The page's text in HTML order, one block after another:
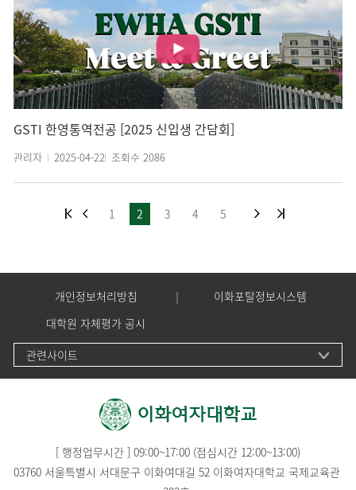
GSTI 한영통역전공 [2025 신입생 간담회]
관리자 2025-04-22 조회수 2086
1 2 3 4 5
개인정보처리방침
이화포탈정보시스템
대학원 자체평가 공시
관련사이트
[ 행정업무시간 ] 09:00~17:00 (점심시간 12:00~13:00)
03760 서울특별시 서대문구 이화여대길 52 이화여자대학교 국제교육관